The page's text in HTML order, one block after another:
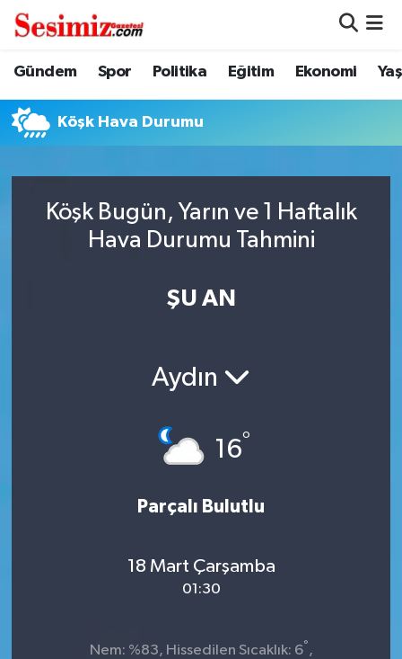
Gündem Spor Politika Eğitim Ekonomi
Köşk Hava Durumu
Köşk Bugün, Yarın ve 1 Haftalık
Hava Durumu Tahmini
ŞU AN
Aydın
16°
Parçalı Bulutlu
18 Mart Çarşamba
01:30
Nem: %83, Hissedilen Sıcaklık: 6° ,
Dünya
Eğitim
Genel
Gündem
Nöbetçi Eczaneler
Hava Durumu
Trafik Durumu
Süper Lig Puan Durumu ve Fikstür